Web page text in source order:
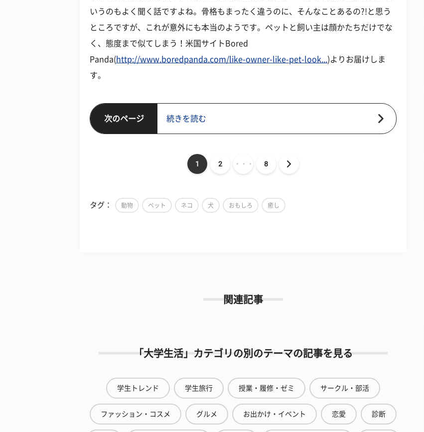
いうのもよく聞く話ですよね。骨格もまったく違うのに、そんなことあるの?!と思う
ところですが、これが意外にも本当のようです。ペットと飼い主は顔かたちだけでな
く、態度まで似てしまう！米国サイトBored
Panda( http://www.boredpanda.com/like-owner-like-pet-look... )よりお届けしま
す。
次のページ 続きを読む
1 2 ・・・ 8
タグ： 動物 ペット ネコ 犬 おもしろ 癒し
関連記事
「大学生活」カテゴリの別のテーマの記事を見る
学生トレンド 学生旅行 授業・履修・ゼミ サークル・部活
ファッション・コスメ グルメ お出かけ・イベント 恋愛 診断